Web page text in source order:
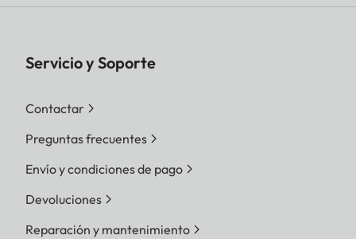
Servicio y Soporte
Contactar
Preguntas frecuentes
Envío y condiciones de pago
Devoluciones
Reparación y mantenimiento